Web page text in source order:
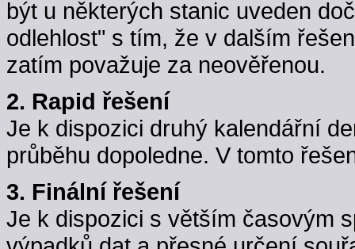
být u některých stanic uveden
odlehlost" s tím, že v dalším
zatím považuje za neověřenou.
2. Rapid řešení
Je k dispozici druhý kalendářní
průběhu dopoledne. V tomto
3. Finální řešení
Je k dispozici s větším časovým